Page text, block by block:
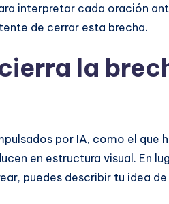
interpretar cada oración
de cerrar esta brecha.
la
por IA, como el que
en estructura visual. En
puedes describir tu idea